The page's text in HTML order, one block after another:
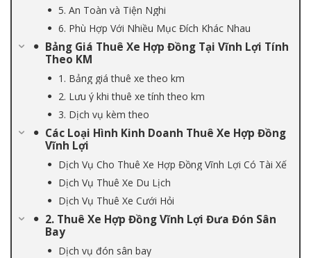
5. An Toàn và Tiện Nghi
6. Phù Hợp Với Nhiều Mục Đích Khác Nhau
Bảng Giá Thuê Xe Hợp Đồng Tại Vĩnh Lợi Tính
Theo KM
1. Bảng giá thuê xe theo km
2. Lưu ý khi thuê xe tính theo km
3. Dịch vụ kèm theo
Các Loại Hình Kinh Doanh Thuê Xe Hợp Đồng
Vĩnh Lợi
Dịch Vụ Cho Thuê Xe Hợp Đồng Vĩnh Lợi Có Tài Xế
Dịch Vụ Thuê Xe Du Lịch
Dịch Vụ Thuê Xe Cưới Hỏi
2. Thuê Xe Hợp Đồng Vĩnh Lợi Đưa Đón Sân
Bay
Dịch vụ đón sân bay